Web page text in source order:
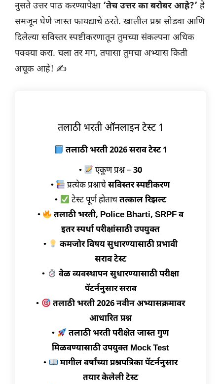
नुसते उत्तर पाठ करण्यापेक्षा ‘तेच उत्तर का बरोबर आहे?’ हे
समजून घेणे जास्त फायद्याचे ठरते. खालील प्रश्न सोडवा आणि
दिलेल्या सविस्तर स्पष्टीकरणातून तुमच्या संकल्पना अधिक
पक्क्या करा. चला तर मग, तपासा तुमचा अभ्यास किती
अचूक आहे! ✍️
तलाठी भरती ऑनलाइन टेस्ट 1
तलाठी भरती 2026 सराव टेस्ट 1
•
एकूण प्रश्न –30
•
प्रत्येक प्रश्नाचेसविस्तर स्पष्टीकरण
•
टेस्ट पूर्ण होताचतत्काल रिझल्ट
•
तलाठी भरती, Police Bharti, SRPF व
इतर स्पर्धा परीक्षांसाठी उपयुक्त
•
कमजोर विषय सुधारण्यासाठी प्रभावी
सराव टेस्ट
•
वेळ व्यवस्थापन सुधारण्यासाठी परीक्षा
पॅटर्ननुसार सराव
•
तलाठी भरती 2026 नवीन अभ्यासक्रमावर
आधारित प्रश्न
•
तलाठी भरती परीक्षेत जास्त गुण
मिळवण्यासाठी उपयुक्त Mock Test
•
मागील वर्षांच्या प्रश्नपत्रिका पॅटर्ननुसार
तयार केलेली टेस्ट